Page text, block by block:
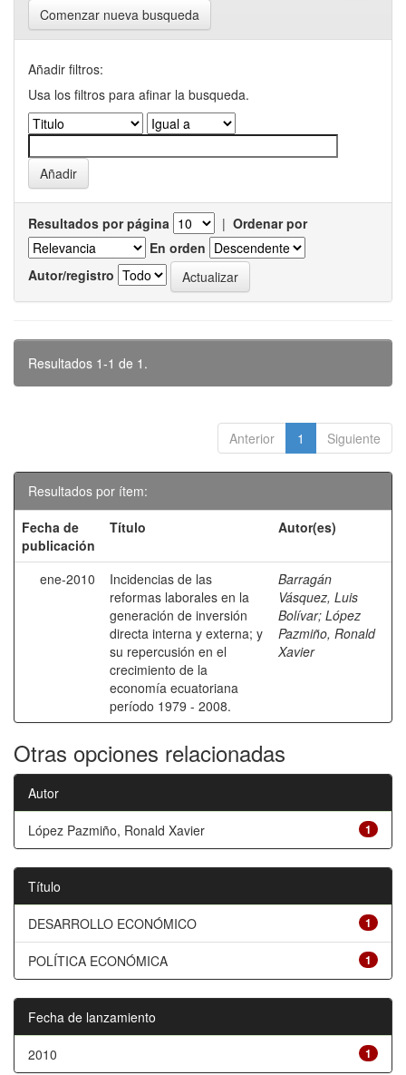
Comenzar nueva busqueda
Añadir filtros:
Usa los filtros para afinar la busqueda.
Resultados por página | Ordenar por
En orden
Autor/registro
Resultados 1-1 de 1.
Anterior 1 Siguiente
Resultados por ítem:
Fecha de
publicación
Título Autor(es)
ene-2010
Incidencias de las
reformas laborales en la
generación de inversión
directa interna y externa; y
su repercusión en el
crecimiento de la
economía ecuatoriana
período 1979 - 2008.
Barragán
Vásquez, Luis
Bolívar; López
Pazmiño, Ronald
Xavier
Otras opciones relacionadas
Autor
1
López Pazmiño, Ronald Xavier
Título
1
DESARROLLO ECONÓMICO
1
POLÍTICA ECONÓMICA
Fecha de lanzamiento
1
2010